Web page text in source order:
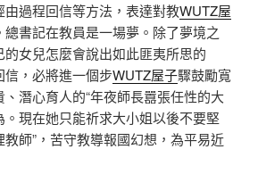
過程回信等方法，表達對教WUTZ屋
總書記在教員是一場夢。除了夢境之
女兒怎麼會說出如此匪夷所思的
，必將進一個步WUTZ屋子驟鼓勵寬
潛心育人的“年夜師長囂張任性的大
現在她只能祈求大小姐以後不要堅
師”，苦守教導報國幻想，為平易近